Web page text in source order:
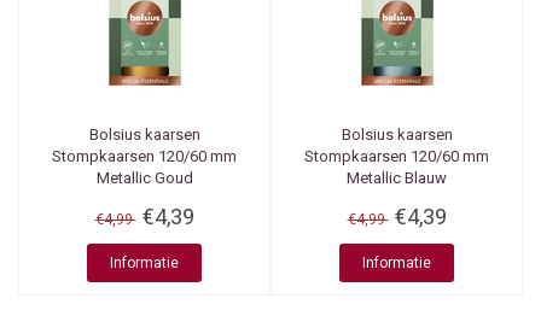
Bolsius kaarsen
Stompkaarsen 120/60 mm
Metallic Goud
€4,99 €4,39
Informatie
Bolsius kaarsen
Stompkaarsen 120/60 mm
Metallic Blauw
€4,99 €4,39
Informatie